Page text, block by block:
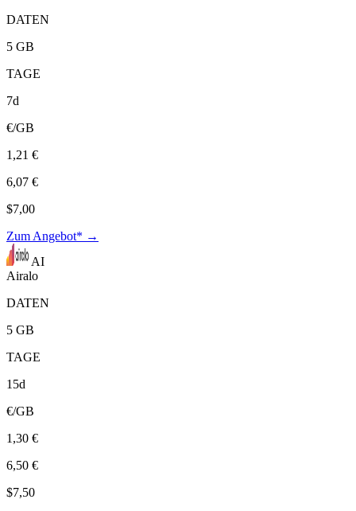
DATEN
5 GB
TAGE
7d
€/GB
1,21 €
6,07 €
$7,00
Zum Angebot* →
AI
Airalo
DATEN
5 GB
TAGE
15d
€/GB
1,30 €
6,50 €
$7,50